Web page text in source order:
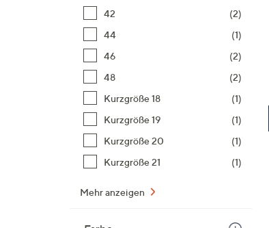
42
(2)
44
(1)
46
(2)
48
(2)
Kurzgröße 18
(1)
Kurzgröße 19
(1)
Kurzgröße 20
(1)
Kurzgröße 21
(1)
Mehr anzeigen